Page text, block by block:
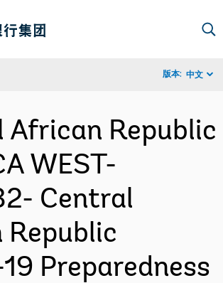
版本: 中文
African Republic
WEST-
Central
Preparedness